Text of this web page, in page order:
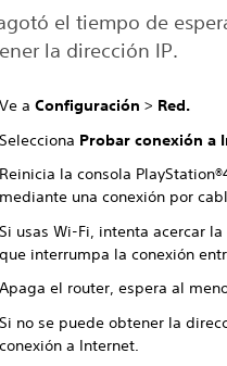
el tiempo de
la dirección IP.
Ve aConfiguración > Red.
Selecciona Probar conexión a
Reinicia la consola
mediante una conexión por
Si usas Wi-Fi, intenta acercar
que interrumpa la conexión
Apaga el router, espera al
Si no se puede obtener la
conexión a Internet.